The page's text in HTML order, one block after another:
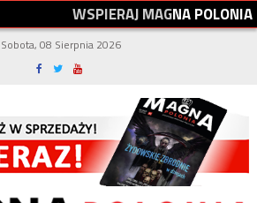
WSPIERAJMAGNAPOLONIA
Sobota, 08 Sierpnia 2026